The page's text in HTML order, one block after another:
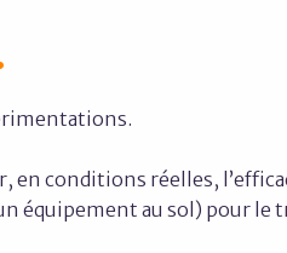
en conditions réelles,
équipement au sol) pour le